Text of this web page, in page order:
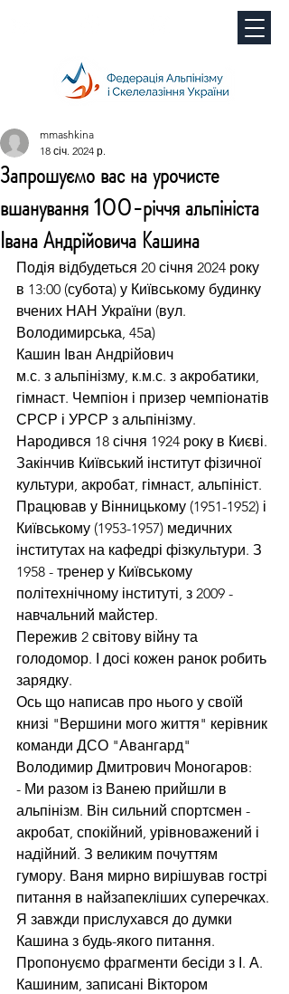
Запрошуємо вас на урочисте
вшанування 100-річчя альпініста
Івана Андрійовича Кашина
mmashkina
18 січ. 2024 р.
Подія відбудеться 20 січня 2024 року
в 13:00 (субота) у Київському будинку
вчених НАН України (вул.
Володимирська, 45а)
Кашин Іван Андрійович
м.с. з альпінізму, к.м.с. з акробатики,
гімнаст. Чемпіон і призер чемпіонатів
СРСР і УРСР з альпінізму.
Народився 18 січня 1924 року в Києві.
Закінчив Київський інститут фізичної
культури, акробат, гімнаст, альпініст.
Працював у Вінницькому (1951-1952) і
Київському (1953-1957) медичних
інститутах на кафедрі фізкультури. З
1958 - тренер у Київському
політехнічному інституті, з 2009 -
навчальний майстер.
Пережив 2 світову війну та
голодомор. І досі кожен ранок робить
зарядку.
Ось що написав про нього у своїй
книзі "Вершини мого життя" керівник
команди ДСО "Авангард"
Володимир Дмитрович Моногаров:
- Ми разом із Ванею прийшли в
альпінізм. Він сильний спортсмен -
акробат, спокійний, урівноважений і
надійний. З великим почуттям
гумору. Ваня мирно вирішував гострі
питання в найзапекліших суперечках.
Я завжди прислухався до думки
Кашина з будь-якого питання.
Пропонуємо фрагменти бесіди з І. А.
Кашиним, записані Віктором